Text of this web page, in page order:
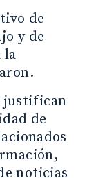
de
y de
la
justifican
de
noticias